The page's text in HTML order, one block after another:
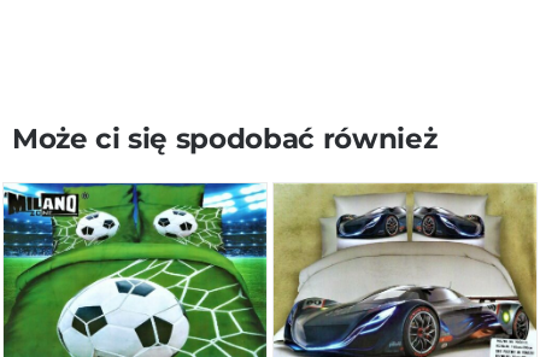
Może ci się spodobać również
DODAJ DO KOSZYKA
/
SZCZEGÓŁY
DODAJ DO KOSZYKA
SZCZEGÓŁY